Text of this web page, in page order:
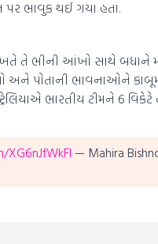
પર ભાવુક થઈ ગયા હતા.
વખતે તે ભીની આંખો સાથે
અને પોતાની ભાવનાઓને
ભારતીય ટીમને 6 વિકેટે
— Mahira